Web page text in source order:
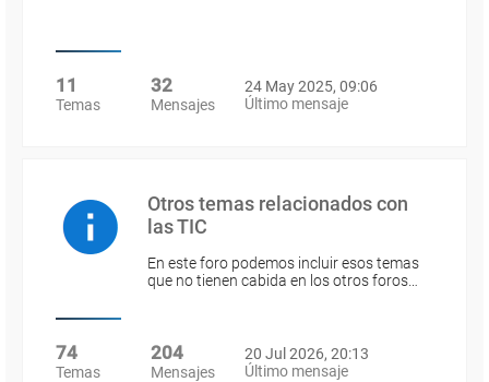
11
Temas
32
Mensajes
24 May 2025, 09:06
Último mensaje
Otros temas relacionados con
las TIC
En este foro podemos incluir esos temas
que no tienen cabida en los otros foros…
74
Temas
204
Mensajes
20 Jul 2026, 20:13
Último mensaje